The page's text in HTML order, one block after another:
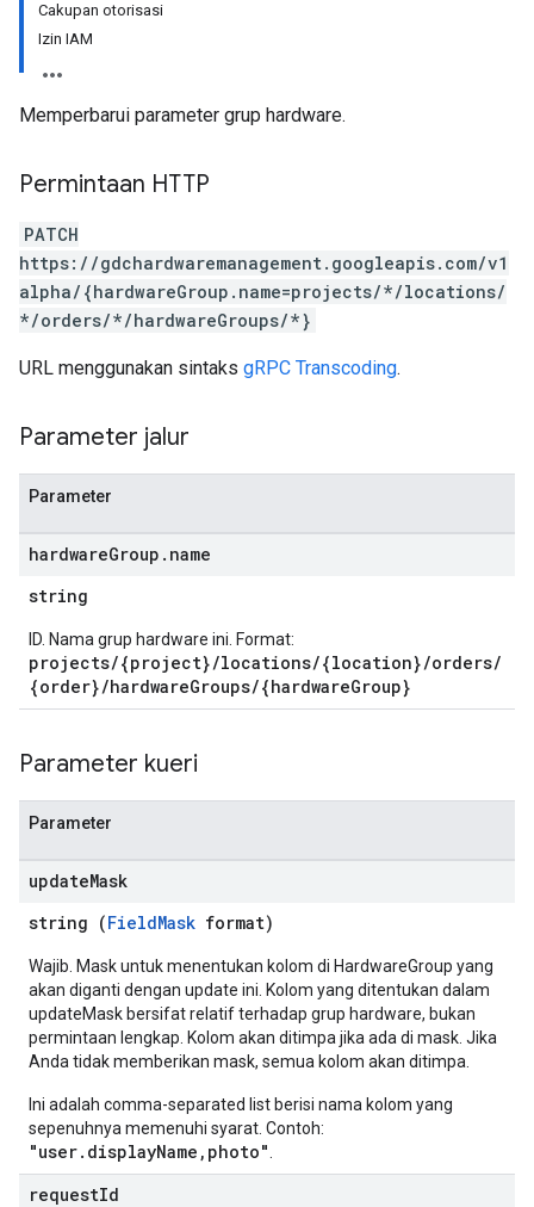
Cakupan otorisasi
Izin IAM
Memperbarui parameter grup hardware.
Permintaan HTTP
PATCH
https://gdchardwaremanagement.googleapis.com/v1
alpha/{hardwareGroup.name=projects/*/locations/
*/orders/*/hardwareGroups/*}
URL menggunakan sintaks gRPC Transcoding.
Parameter jalur
Parameter
hardwareGroup . name
string
ID. Nama grup hardware ini. Format:
projects/{project}/locations/{location}/orders/
{order}/hardwareGroups/{hardwareGroup}
Parameter kueri
Parameter
updateMask
string (FieldMask format)
Wajib. Mask untuk menentukan kolom di HardwareGroup yang
akan diganti dengan update ini. Kolom yang ditentukan dalam
updateMask bersifat relatif terhadap grup hardware, bukan
permintaan lengkap. Kolom akan ditimpa jika ada di mask. Jika
Anda tidak memberikan mask, semua kolom akan ditimpa.
Ini adalah comma-separated list berisi nama kolom yang
sepenuhnya memenuhi syarat. Contoh:
"user.displayName,photo"
requestId